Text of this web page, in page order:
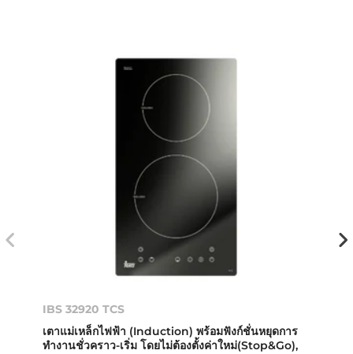
IBS 32920 TCS
เตาแม่เหล็กไฟฟ้า (Induction) พร้อมฟังก์ชั่นหยุดการ
ทำงานชั่วคราว-เริ่ม โดยไม่ต้องตั้งค่าใหม่(Stop&Go),